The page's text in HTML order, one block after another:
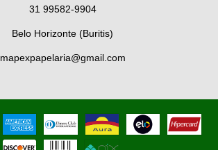
31 99582-9904
Belo Horizonte (Buritis)
mapexpapelaria@gmail.com